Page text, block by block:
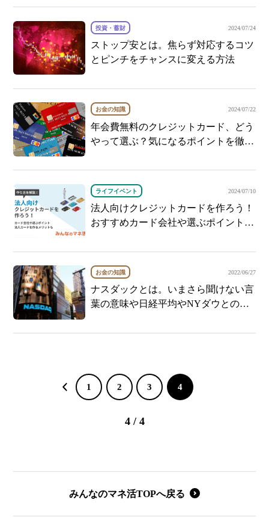
投資・蓄財 2024/07/24
ストップ安とは。焦らず対応するコツ
とピンチをチャンスに変える方法
お金の知識 2024/07/22
年会費無料のクレジットカード、どう
やって選ぶ？気になるポイントを徹底
ライフイベント 2024/07/10
法人向けクレジットカードを作ろう！
おすすめカード会社や選ぶポイント、
お金の知識 2022/06/27
ナスダックとは。いまさら聞けない言
葉の意味や日経平均やNYダウとの違
1 2 3 4
4 / 4
みんなのマネ活TOPへ戻る